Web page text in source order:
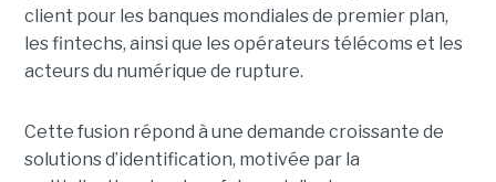
client pour les banques mondiales de premier plan,
les fintechs, ainsi que les opérateurs télécoms et les
acteurs du numérique de rupture.
Cette fusion répond à une demande croissante de
solutions d’identification, motivée par la